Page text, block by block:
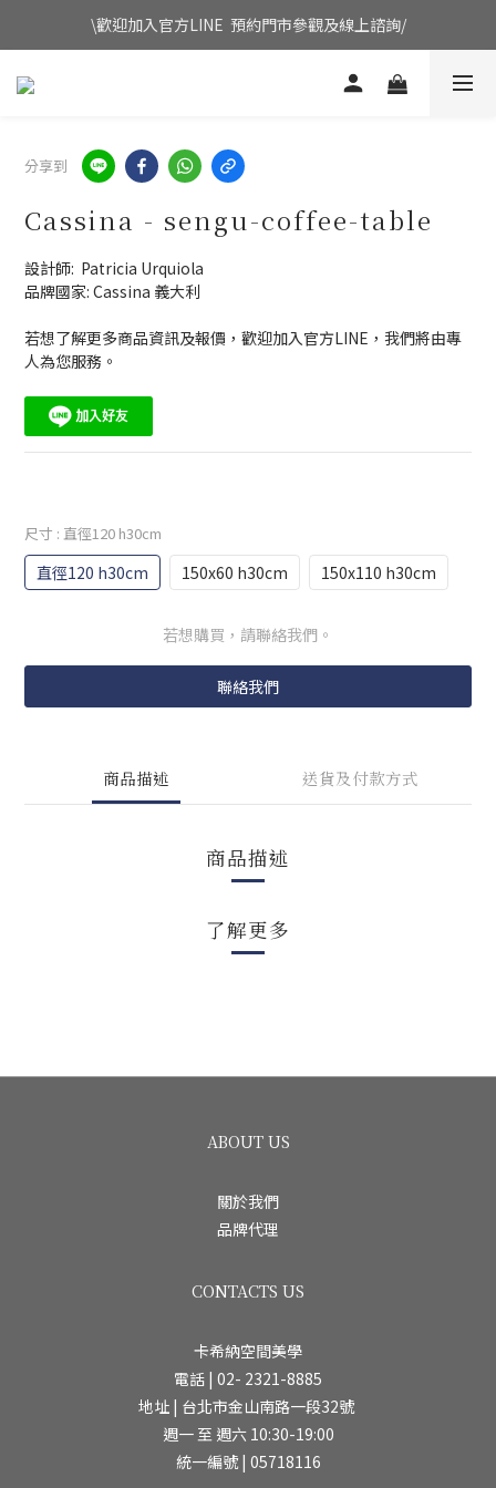
\歡迎加入官方LINE  預約門市參觀及線上諮詢/
分享到
Cassina - sengu-coffee-table
設計師:  Patricia Urquiola
品牌國家: Cassina 義大利
若想了解更多商品資訊及報價，歡迎加入官方LINE，我們將由專
人為您服務。
尺寸 : 直徑120 h30cm
直徑120 h30cm 150x60 h30cm 150x110 h30cm
若想購買，請聯絡我們。
聯絡我們
商品描述 送貨及付款方式
商品描述
了解更多
ABOUT US
關於我們
品牌代理
CONTACTS US
卡希納空間美學
電話 | 02- 2321-8885
地址 | 台北市金山南路一段32號
週一 至 週六 10:30-19:00
統一編號 | 05718116